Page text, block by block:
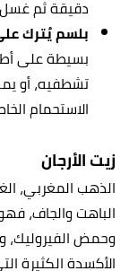
دقيقة ثم غسل
بلسم يُترك
بسيطة على
تشطفيه، أو
الاستحمام
زيت الأرجان
الذهب المغربي،
الباهت والجاف،
وحمض الفيروليك،
الأكسدة الكثيرة